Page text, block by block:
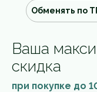
Обменять по
Ваша
скидка
при покупке до